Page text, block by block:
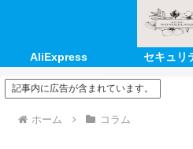
AliExpress セキュリ
記事内に広告が含まれています。
ホーム コラム